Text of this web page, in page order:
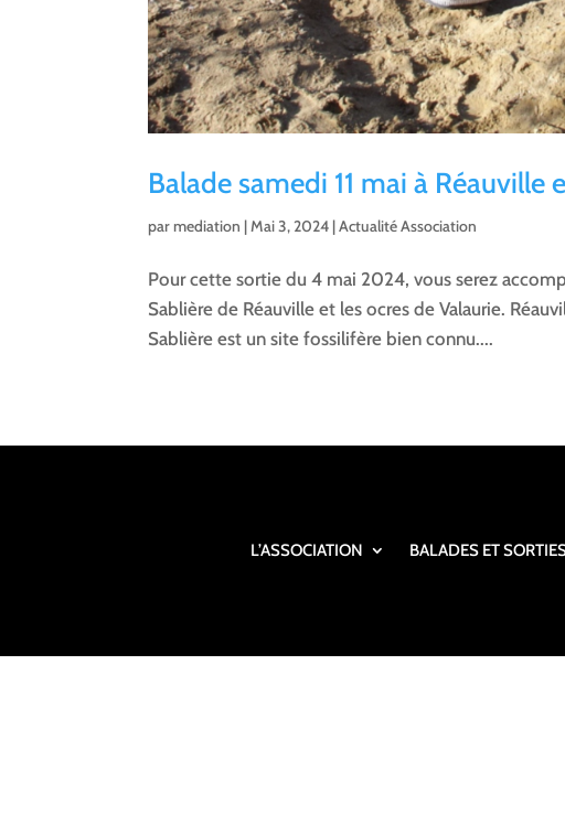
Balade samedi 11 mai à Réauville
parmediation |Mai 3, 2024 |Actualité Association
Pour cette sortie du 4 mai 2024, vous serez
Sablière de Réauville et les ocres de Valaurie.
Sablière est un site fossilifère bien connu....
L’ASSOCIATION BALADES ET